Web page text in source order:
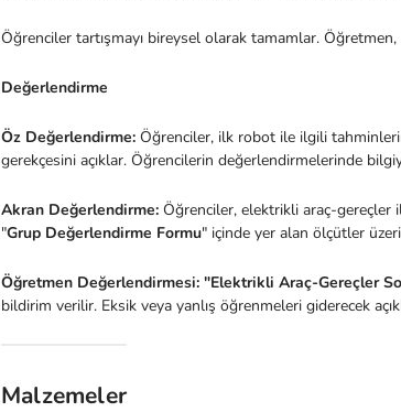
Öğrenciler tartışmayı bireysel olarak tamamlar.
Değerlendirme
Öz Değerlendirme: Öğrenciler, ilk robot ile ilgili
gerekçesini açıklar. Öğrencilerin değerlendirmelerinde
Akran Değerlendirme: Öğrenciler, elektrikli araç-gereçler
"Grup Değerlendirme Formu" içinde yer alan ölçütler
Öğretmen Değerlendirmesi: "Elektrikli Araç-Gereçler
bildirim verilir. Eksik veya yanlış öğrenmeleri giderecek
Malzemeler